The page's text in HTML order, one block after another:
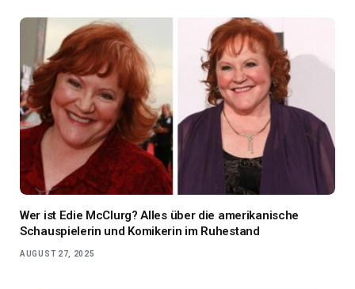
Wer ist Edie McClurg? Alles über die amerikanische
Schauspielerin und Komikerin im Ruhestand
AUGUST 27, 2025